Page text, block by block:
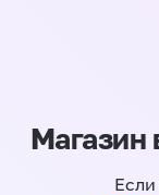
Магазин
Если